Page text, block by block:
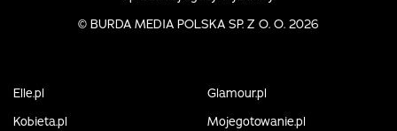
© BURDA MEDIA POLSKA SP. Z O. O. 2026
Elle.pl
Glamour.pl
Kobieta.pl
Mojegotowanie.pl